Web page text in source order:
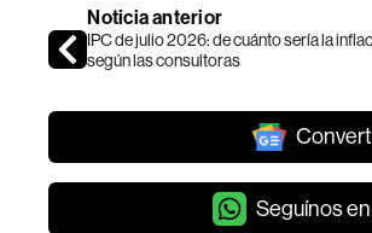
Noticia anterior
IPC de julio 2026: de cuánto sería la
según las consultoras
Seguínos